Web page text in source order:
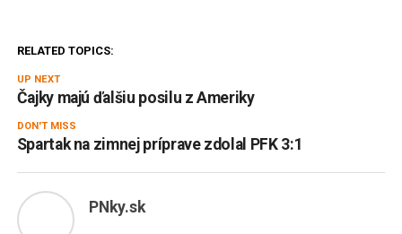
RELATED TOPICS:
UP NEXT
Čajky majú ďalšiu posilu z Ameriky
DON'T MISS
Spartak na zimnej príprave zdolal PFK 3:1
PNky.sk